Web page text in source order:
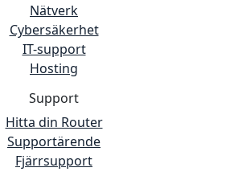
Nätverk
Cybersäkerhet
IT-support
Hosting
Support
Hitta din Router
Supportärende
Fjärrsupport